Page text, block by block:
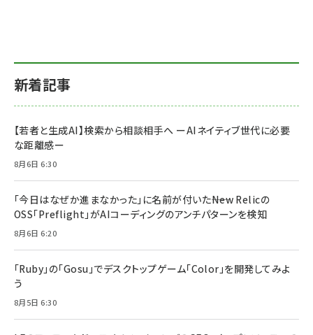
新着記事
【若者と生成AI】検索から相談相手へ ーAIネイティブ世代に必要
な距離感ー
8月6日 6:30
「今日はなぜか進まなかった」に名前が付いた――New Relicの
OSS「Preflight」がAIコーディングのアンチパターンを検知
8月6日 6:20
「Ruby」の「Gosu」でデスクトップゲーム「Color」を開発してみよ
う
8月5日 6:30